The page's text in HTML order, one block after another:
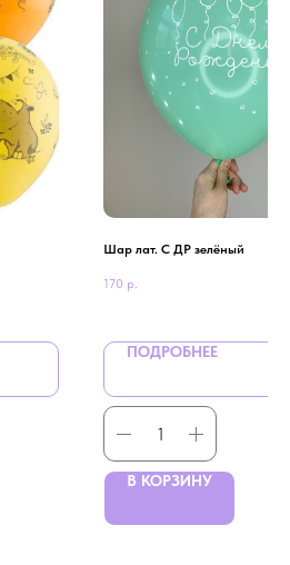
Шар лат. С ДР зелёный
170 р.
ПОДРОБНЕЕ
В КОРЗИНУ